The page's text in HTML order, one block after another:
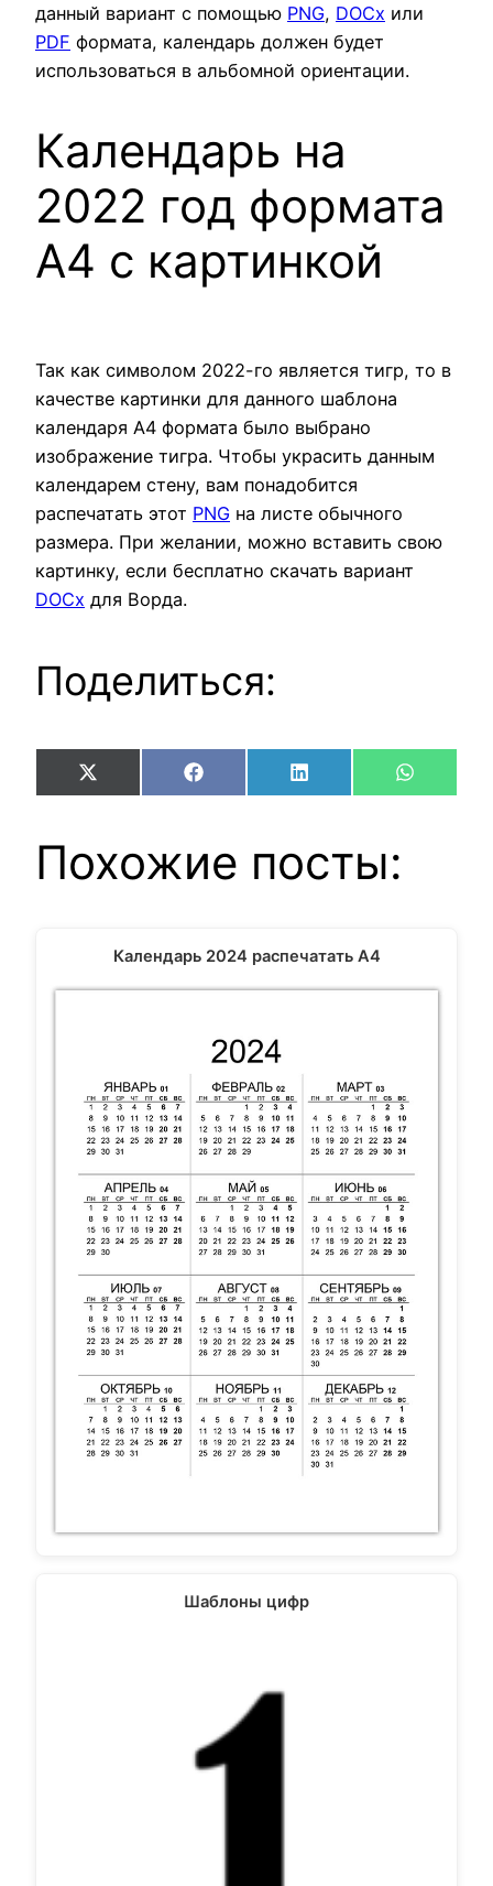
данный вариант с помощью PNG, DOCx или
PDF формата, календарь должен будет
использоваться в альбомной ориентации.
Календарь на
2022 год формата
А4 с картинкой
Так как символом 2022-го является тигр, то в
качестве картинки для данного шаблона
календаря А4 формата было выбрано
изображение тигра. Чтобы украсить данным
календарем стену, вам понадобится
распечатать этот PNG на листе обычного
размера. При желании, можно вставить свою
картинку, если бесплатно скачать вариант
DOCx для Ворда.
Поделиться:
Share
on
X
(Twitter)
Share
on
Facebook
Share
on
LinkedIn
Share
on
Похожие посты:
Календарь 2024 распечатать А4
Шаблоны цифр